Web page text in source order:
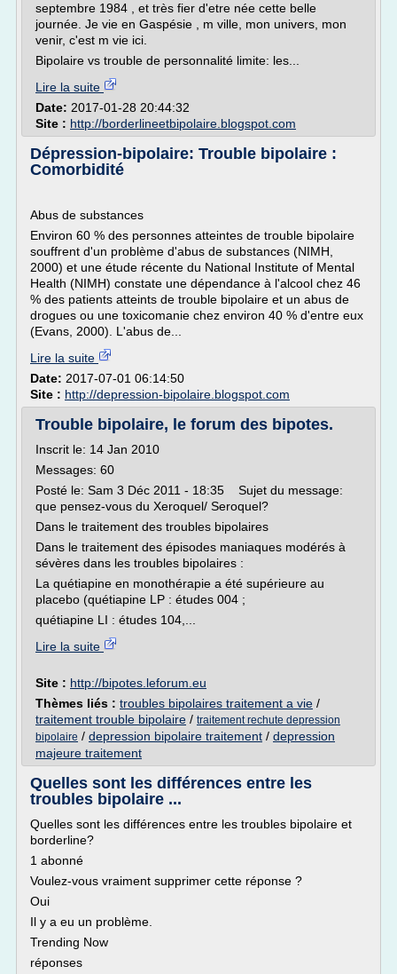
septembre 1984 , et très fier d'etre née cette belle
journée. Je vie en Gaspésie , m ville, mon univers, mon
venir, c'est m vie ici.
Bipolaire vs trouble de personnalité limite: les...
Lire la suite
Date: 2017-01-28 20:44:32
Site : http://borderlineetbipolaire.blogspot.com
Dépression-bipolaire: Trouble bipolaire :
Comorbidité
Abus de substances
Environ 60 % des personnes atteintes de trouble bipolaire
souffrent d'un problème d'abus de substances (NIMH,
2000) et une étude récente du National Institute of Mental
Health (NIMH) constate une dépendance à l'alcool chez 46
% des patients atteints de trouble bipolaire et un abus de
drogues ou une toxicomanie chez environ 40 % d'entre eux
(Evans, 2000). L'abus de...
Lire la suite
Date: 2017-07-01 06:14:50
Site : http://depression-bipolaire.blogspot.com
Trouble bipolaire, le forum des bipotes.
Inscrit le: 14 Jan 2010
Messages: 60
Posté le: Sam 3 Déc 2011 - 18:35 Sujet du message:
que pensez-vous du Xeroquel/ Seroquel?
Dans le traitement des troubles bipolaires
Dans le traitement des épisodes maniaques modérés à
sévères dans les troubles bipolaires :
La quétiapine en monothérapie a été supérieure au
placebo (quétiapine LP : études 004 ;
quétiapine LI : études 104,...
Lire la suite
Site : http://bipotes.leforum.eu
Thèmes liés : troubles bipolaires traitement a vie /
traitement trouble bipolaire / traitement rechute depression
bipolaire / depression bipolaire traitement / depression
majeure traitement
Quelles sont les différences entre les
troubles bipolaire ...
Quelles sont les différences entre les troubles bipolaire et
borderline?
1 abonné
Voulez-vous vraiment supprimer cette réponse ?
Oui
Il y a eu un problème.
Trending Now
réponses